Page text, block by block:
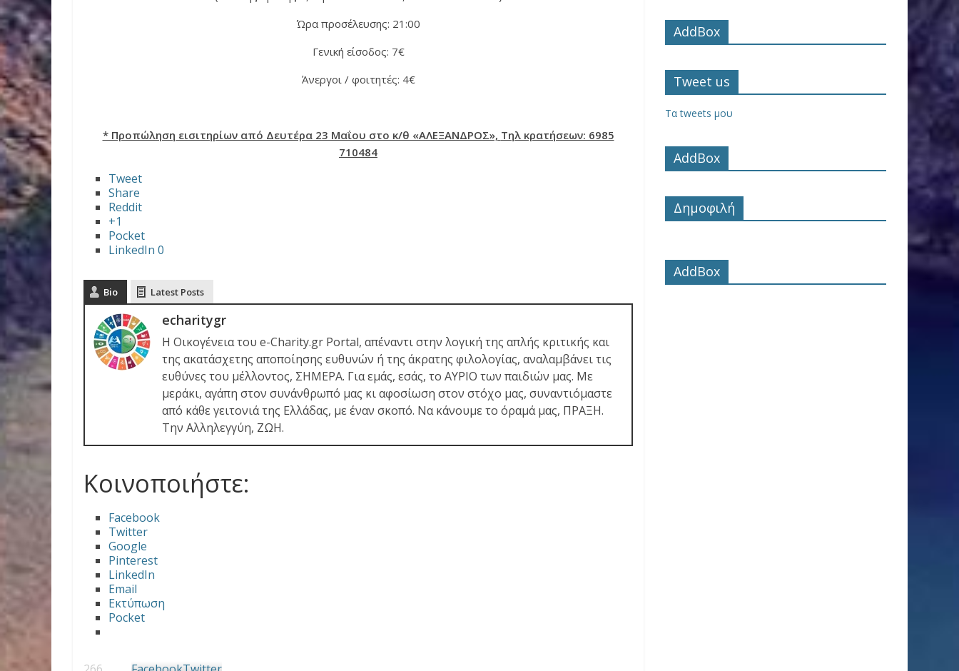
Ώρα προσέλευσης: 21:00
Γενική είσοδος: 7€
Άνεργοι / φοιτητές: 4€
* Προπώληση εισιτηρίων από Δευτέρα 23 Μαΐου στο κ/θ «ΑΛΕΞΑΝΔΡΟΣ», Τηλ κρατήσεων: 6985
710484
Tweet
Share
Reddit
+1
Pocket
LinkedIn 0
Bio Latest Posts
echaritygr
Η Οικογένεια του e-Charity.gr Portal, απέναντι στην λογική της απλής κριτικής και
της ακατάσχετης αποποίησης ευθυνών ή της άκρατης φιλολογίας, αναλαμβάνει τις
ευθύνες του μέλλοντος, ΣΗΜΕΡΑ. Για εμάς, εσάς, το ΑΥΡΙΟ των παιδιών μας. Με
μεράκι, αγάπη στον συνάνθρωπό μας κι αφοσίωση στον στόχο μας, συναντιόμαστε
από κάθε γειτονιά της Ελλάδας, με έναν σκοπό. Να κάνουμε το όραμά μας, ΠΡΑΞΗ.
Την Αλληλεγγύη, ΖΩΗ.
Κοινοποιήστε:
Facebook
Twitter
Google
Pinterest
LinkedIn
Email
Εκτύπωση
Pocket
AddBox
Tweet us
Τα tweets μου
AddBox
Δημοφιλή
AddBox